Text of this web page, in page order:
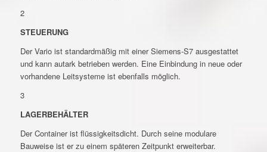
2
STEUERUNG
Der Vario ist standardmäßig mit einer Siemens-S7 ausgestattet
und kann autark betrieben werden. Eine Einbindung in neue oder
vorhandene Leitsysteme ist ebenfalls möglich.
3
LAGERBEHÄLTER
Der Container ist flüssigkeitsdicht. Durch seine modulare
Bauweise ist er zu einem späteren Zeitpunkt erweiterbar.